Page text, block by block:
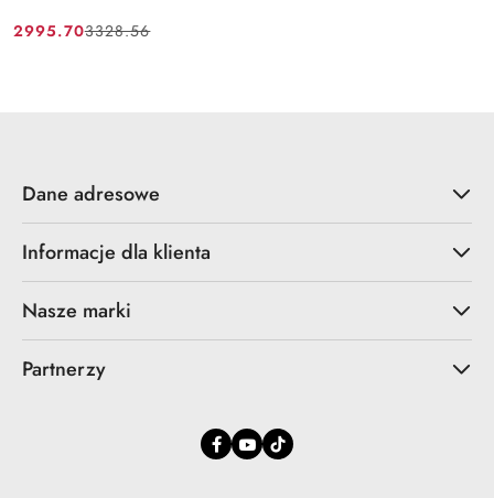
Cena
2995.70
Cena
3328.56
Dane adresowe
Informacje dla klienta
Nasze marki
Partnerzy